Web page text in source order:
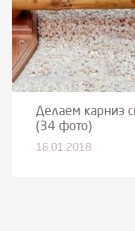
Делаем карниз
(34 фото)
16.01.2018